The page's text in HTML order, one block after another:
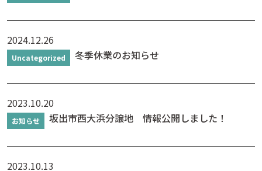
2024.12.26
Uncategorized 冬季休業のお知らせ
2023.10.20
お知らせ 坂出市西大浜分譲地 情報公開しました！
2023.10.13